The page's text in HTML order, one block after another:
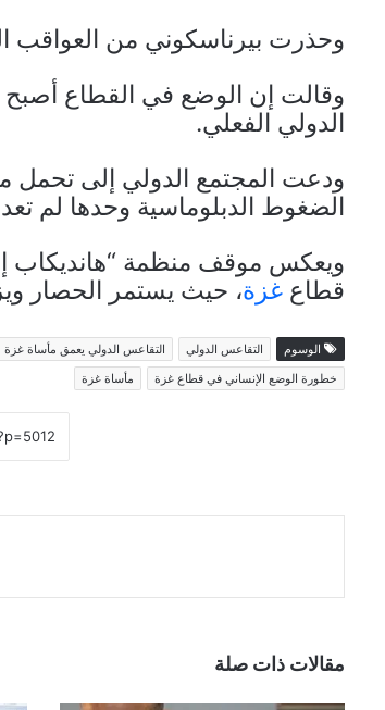
وحذرت بيرناسكوني من العواقب
وقالت إن الوضع في القطاع
الدولي الفعلي.
ودعت المجتمع الدولي إلى تحمل
الضغوط الدبلوماسية وحدها لم
ويعكس موقف منظمة “هانديكاب
قطاع غزة، حيث يستمر الحصار
الوسوم التقاعس الدولي التقاعس الدولي يعمق مأساة غزة
خطورة الوضع الإنساني في قطاع غزة
مأساة غزة
مقالات ذات صلة